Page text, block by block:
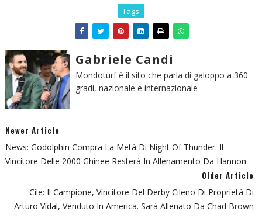
Tags
Gabriele Candi
Mondoturf è il sito che parla di galoppo a 360
gradi, nazionale e internazionale
Newer Article
News: Godolphin Compra La Metà Di Night Of Thunder. Il
Vincitore Delle 2000 Ghinee Resterà In Allenamento Da Hannon
Older Article
Cile: Il Campione, Vincitore Del Derby Cileno Di Proprietà Di
Arturo Vidal, Venduto In America. Sarà Allenato Da Chad Brown